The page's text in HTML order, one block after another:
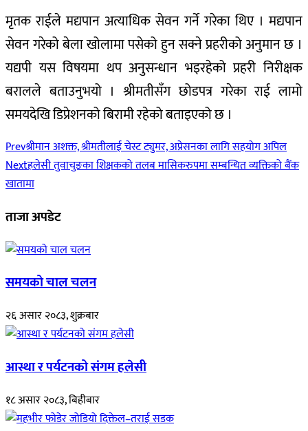
मृतक राईले मद्यपान अत्याधिक सेवन गर्ने गरेका थिए । मद्यपान
सेवन गरेको बेला खोलामा पसेको हुन सक्ने प्रहरीको अनुमान छ ।
यद्यपी यस विषयमा थप अनुसन्धान भइरहेको प्रहरी निरीक्षक
बरालले बताउनुभयो । श्रीमतीसँग छोडपत्र गरेका राई लामो
समयदेखि डिप्रेशनको बिरामी रहेको बताइएको छ ।
Prevश्रीमान अशक्त, श्रीमतीलाई चेस्ट ट्युमर, अप्रेसनका लागि सहयोग अपिल
Nextहलेसी तुवाचुङका शिक्षकको तलब मासिकरुपमा सम्बन्धित व्यक्तिको बैंक
खातामा
ताजा अपडेट
समयको चाल चलन
२६ असार २०८३, शुक्रबार
आस्था र पर्यटनको संगम हलेसी
१८ असार २०८३, बिहीबार